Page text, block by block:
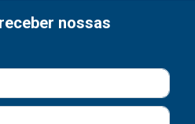
nossas